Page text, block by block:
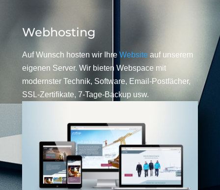
Webhosting
Auf Wunsch hosten wir Ihre Website auf unserem
eigenen Server. Wir bieten Webspace mit
modernster Technik, Software, Email-Postfächer,
SSL-Zertifikate, 7-Tage-Backup usw.